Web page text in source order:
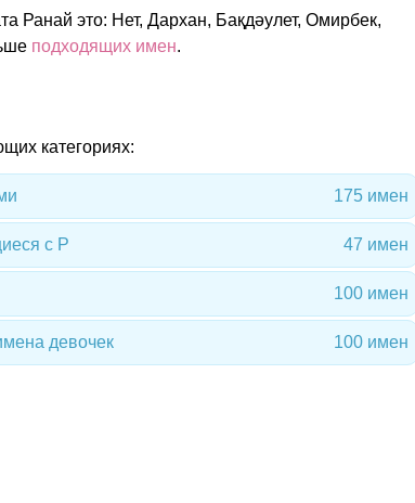
Ранай это: Нет, Дархан, Бақдәулет, Омирбек,
подходящих имен.
категориях:
175 имен
с Р 47 имен
100 имен
девочек 100 имен